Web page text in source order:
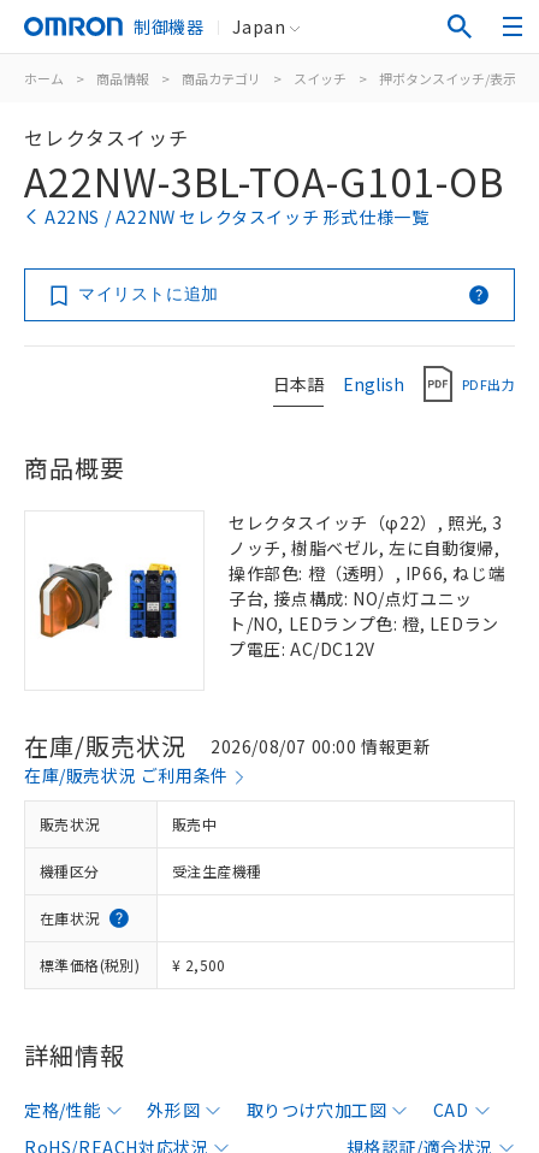
制御機器 Japan
ホーム > 商品情報 > 商品カテゴリ > スイッチ > 押ボタンスイッチ/表示灯
セレクタスイッチ
A22NW-3BL-TOA-G101-OB
A22NS / A22NW セレクタスイッチ 形式仕様一覧
マイリストに追加
日本語 English PDF出力
商品概要
セレクタスイッチ（φ22）, 照光, 3
ノッチ, 樹脂ベゼル, 左に自動復帰,
操作部色: 橙（透明）, IP66, ねじ端
子台, 接点構成: NO/点灯ユニッ
ト/NO, LEDランプ色: 橙, LEDラン
プ電圧: AC/DC12V
在庫/販売状況
2026/08/07 00:00 情報更新
在庫/販売状況 ご利用条件
販売状況 販売中
機種区分 受注生産機種
在庫状況
標準価格(税別) ¥ 2,500
詳細情報
定格/性能 外形図 取りつけ穴加工図
CAD
RoHS/REACH対応状況
規格認証/適合状況